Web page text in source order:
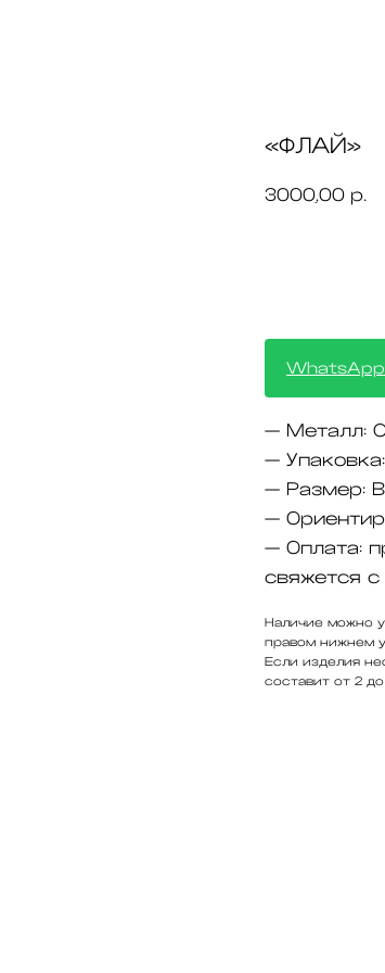
«ФЛАЙ»
3000,00 р.
WhatsApp
— Металл:
— Упаковка:
— Размер:
—
— Оплата:
свяжется
Наличие можно
правом нижнем
Если изделия
составит от 2 до